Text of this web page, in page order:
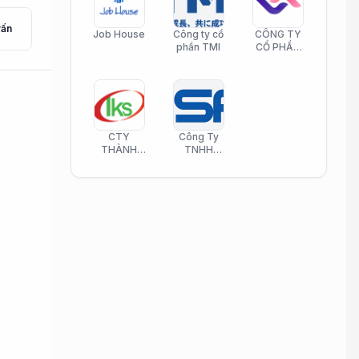
Job House
Công ty cổ
phần TMI
CÔNG TY
CỔ PHẦN
CTY
THÀNH
PHAMATECH
Công Ty
TNHH
Phần Mềm